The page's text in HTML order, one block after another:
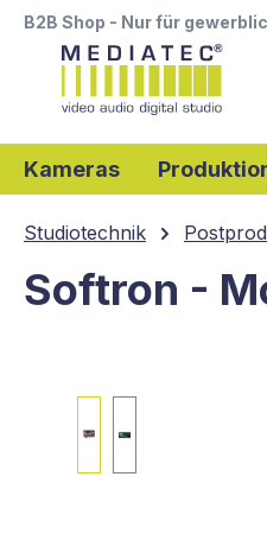
Zur
B2B Shop - Nur für
Kameras
Studiotechnik
Softron -